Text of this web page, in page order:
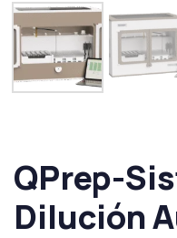
QPrep-
Dilución